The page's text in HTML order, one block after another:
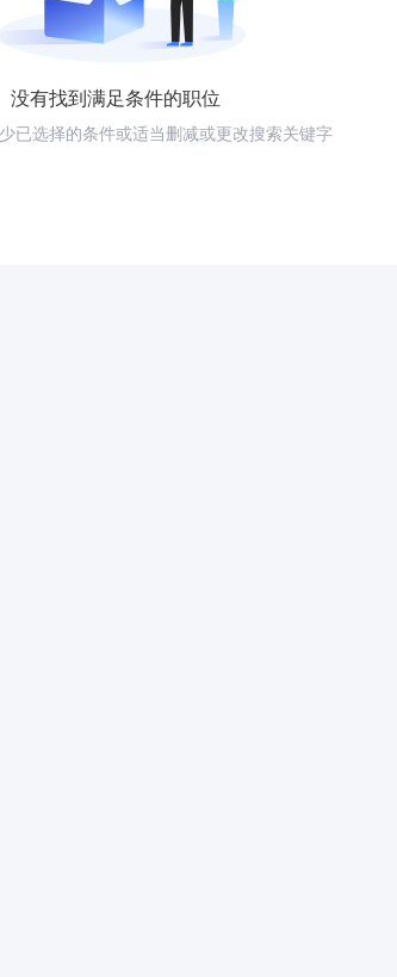
没有找到满足条件的职位
已选择的条件或适当删减或更改搜索关键字